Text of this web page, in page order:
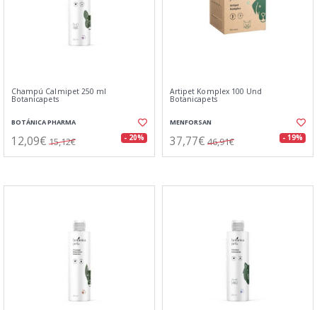
Champú Calmipet 250 ml
Botanicapets
BOTÁNICA PHARMA
12,09€ 15,12€ - 20%
Artipet Komplex 100 Und
Botanicapets
MENFORSAN
37,77€ 46,91€ - 19%